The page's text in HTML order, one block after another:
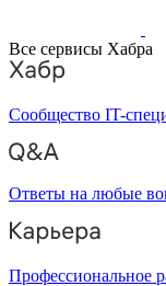
Все сервисы Хабра
Сообщество IT-
Ответы на любые
Профессиональное